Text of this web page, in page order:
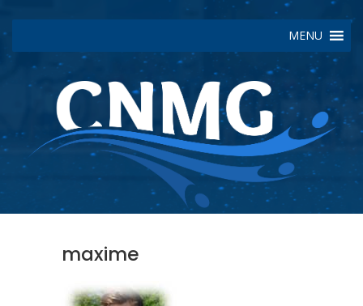
MENU
maxime